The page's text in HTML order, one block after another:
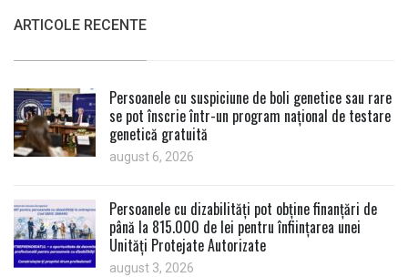
ARTICOLE RECENTE
Persoanele cu suspiciune de boli genetice sau rare
se pot înscrie într-un program național de testare
genetică gratuită
august 6, 2026
Persoanele cu dizabilități pot obține finanțări de
până la 815.000 de lei pentru înființarea unei
Unități Protejate Autorizate
august 3, 2026